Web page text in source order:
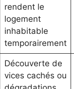
rendent le
logement
inhabitable
temporairement
Découverte de
vices cachés ou